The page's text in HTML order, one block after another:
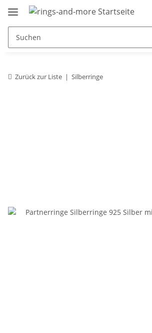
Zurück zur Liste Silberringe